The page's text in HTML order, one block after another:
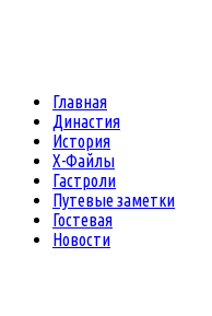
Главная
Династия
История
Х-Файлы
Гастроли
Путевые заметки
Гостевая
Новости